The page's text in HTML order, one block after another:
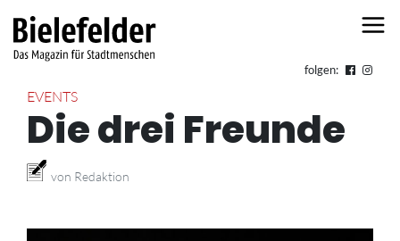
folgen:
EVENTS
Die drei Freunde
von Redaktion